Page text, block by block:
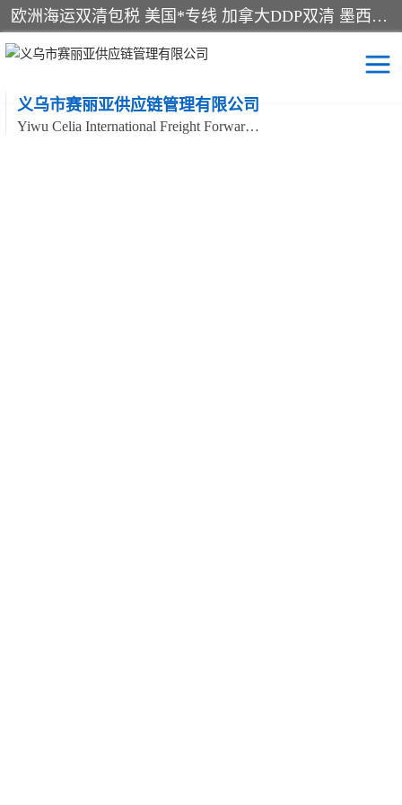
欧洲海运双清包税 美国*专线 加拿大DDP双清 墨西哥跨境空运 澳大利亚专线物流 跨境电商物流服务 国际快递到门服务 海运*渠道 一站式跨境物流解决方案 TikTok/SHEIN专线 电商平台FBA头程运输 国际铁路运输欧洲 UPS/DDHL/联邦快递跨境 美国双清到门物流 跨境*运输
义乌市赛丽亚供应链管理有限公司
Yiwu Celia International Freight Forwarding Co., Ltd